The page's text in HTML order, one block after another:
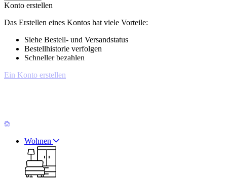
Konto erstellen
Das Erstellen eines Kontos hat viele Vorteile:
Siehe Bestell- und Versandstatus
Bestellhistorie verfolgen
Schneller bezahlen
Ein Konto erstellen
Wohnen